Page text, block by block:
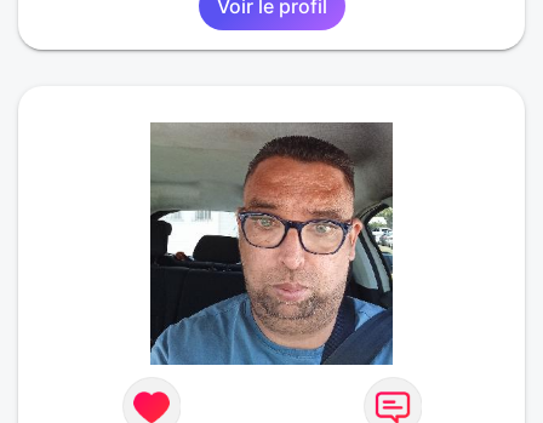
ai besoin dans ma vie, et pour moi la transmission
de l'amour par le toucher est très important, je suis
très tactile mais aussi respectueux des goûts de
Voir le profil